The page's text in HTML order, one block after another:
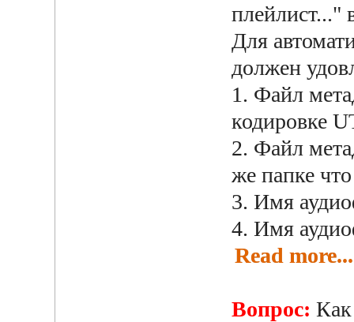
плейлист..."
Для
должен
1. Файл
кодировке
2. Файл
же папке
3. Имя
4. Имя
Read more...
Вопрос: